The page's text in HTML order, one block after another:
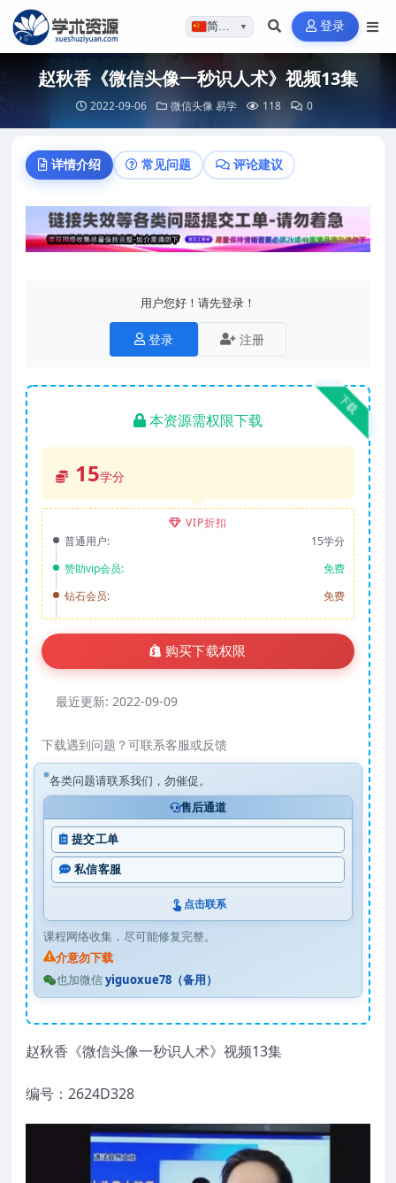
简体…▼ 登录
赵秋香《微信头像一秒识人术》视频13集
2022-09-06 微信头像易学 118 0
详情介绍 常见问题 评论建议
用户您好！请先登录！
登录 注册
下载
本资源需权限下载
15学分
VIP折扣
普通用户:
15学分
赞助vip会员:
免费
钻石会员:
免费
购买下载权限
最近更新: 2022-09-09
下载遇到问题？可联系客服或反馈
各类问题请联系我们，勿催促。
售后通道
提交工单
私信客服
点击联系
课程网络收集，尽可能修复完整。
介意勿下载
也加微信yiguoxue78（备用）
赵秋香《微信头像一秒识人术》视频13集
编号：2624D328